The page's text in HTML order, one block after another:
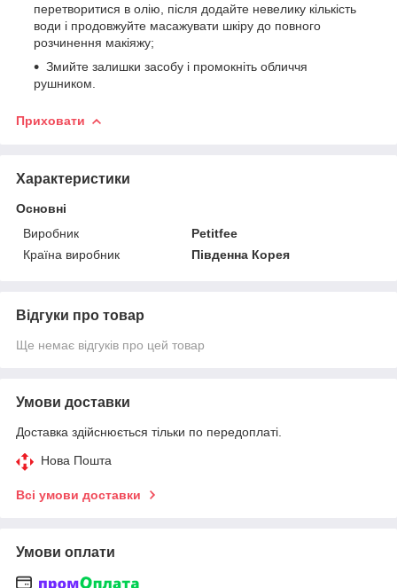
перетворитися в олію, після додайте невелику кількість
води і продовжуйте масажувати шкіру до повного
розчинення макіяжу;
Змийте залишки засобу і промокніть обличчя
рушником.
Приховати
Характеристики
Основні
Виробник
Petitfee
Країна виробник
Південна Корея
Відгуки про товар
Ще немає відгуків про цей товар
Умови доставки
Доставка здійснюється тільки по передоплаті.
Нова Пошта
Всі умови доставки
Умови оплати